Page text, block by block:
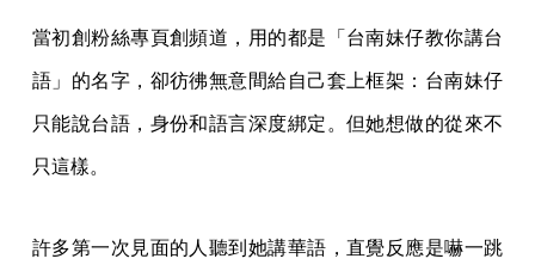
當初創粉絲專頁創頻道，用的都是「台南妹仔教你講台
語」的名字，卻彷彿無意間給自己套上框架：台南妹仔
只能說台語，身份和語言深度綁定。但她想做的從來不
只這樣。
許多第一次見面的人聽到她講華語，直覺反應是嚇一跳